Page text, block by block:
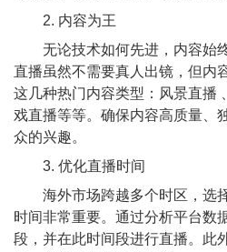
2. 内容为王
无论技术如何先进，内容始终
直播虽然不需要真人出镜，但内
这几种热门内容类型：风景直播
戏直播等等。确保内容高质量、
众的兴趣。
3. 优化直播时间
海外市场跨越多个时区，选
时间非常重要。通过分析平台数
段，并在此时间段进行直播。此